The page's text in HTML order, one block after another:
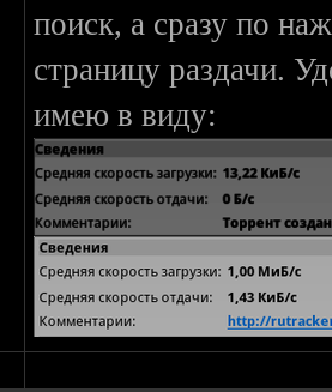
поиск, а сразу по
страницу раздачи.
имею в виду: